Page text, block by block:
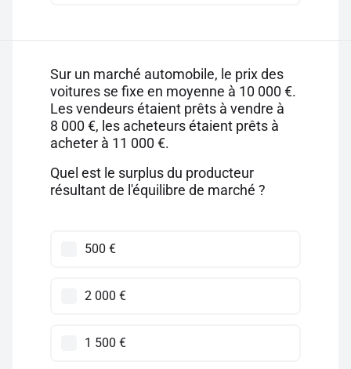
Sur un marché automobile, le prix des
voitures se fixe en moyenne à 10 000 €.
Les vendeurs étaient prêts à vendre à
8 000 €, les acheteurs étaient prêts à
acheter à 11 000 €.
Quel est le surplus du producteur
résultant de l'équilibre de marché ?
500 €
2 000 €
1 500 €